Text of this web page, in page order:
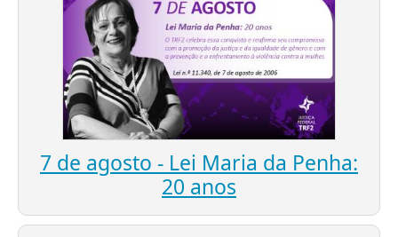
7 de agosto - Lei Maria da Penha:
20 anos